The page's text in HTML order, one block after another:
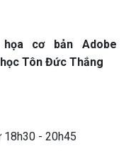
cơ bản Adobe
Tôn Đức Thắng
- 20h45